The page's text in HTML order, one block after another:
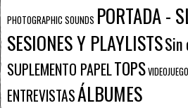
PHOTOGRAPHIC SOUNDS PORTADA -
SESIONES Y PLAYLISTS
SUPLEMENTO PAPELTOPS
ENTREVISTASÁLBUMES